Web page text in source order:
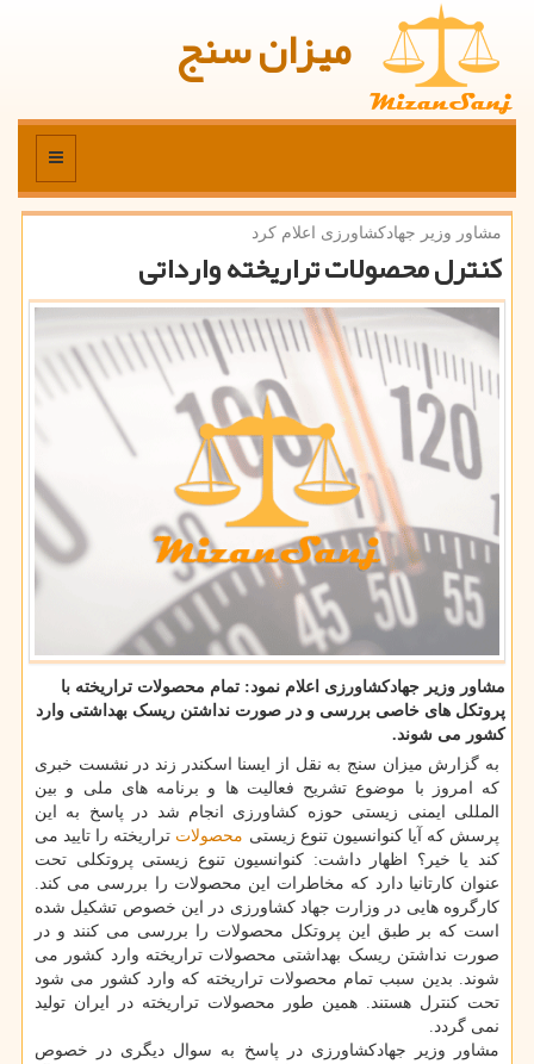
میزان سنج
منو
مشاور وزیر جهادكشاورزی اعلام كرد
كنترل محصولات تراریخته وارداتی
مشاور وزیر جهادکشاورزی اعلام نمود: تمام محصولات تراریخته با
پروتکل های خاصی بررسی و در صورت نداشتن ریسک بهداشتی وارد
کشور می شوند.
به گزارش میزان سنج به نقل از ایسنا اسکندر زند در نشست خبری
که امروز با موضوع تشریح فعالیت ها و برنامه های ملی و بین
المللی ایمنی زیستی حوزه کشاورزی انجام شد در پاسخ به این
پرسش که آیا کنوانسیون تنوع زیستی محصولات تراریخته را تایید می
کند یا خیر؟ اظهار داشت: کنوانسیون تنوع زیستی پروتکلی تحت
عنوان کارتانیا دارد که مخاطرات این محصولات را بررسی می کند.
کارگروه هایی در وزارت جهاد کشاورزی در این خصوص تشکیل شده
است که بر طبق این پروتکل محصولات را بررسی می کنند و در
صورت نداشتن ریسک بهداشتی محصولات تراریخته وارد کشور می
شوند. بدین سبب تمام محصولات تراریخته که وارد کشور می شود
تحت کنترل هستند. همین طور محصولات تراریخته در ایران تولید
نمی گردد.
مشاور وزیر جهادکشاورزی در پاسخ به سوال دیگری در خصوص